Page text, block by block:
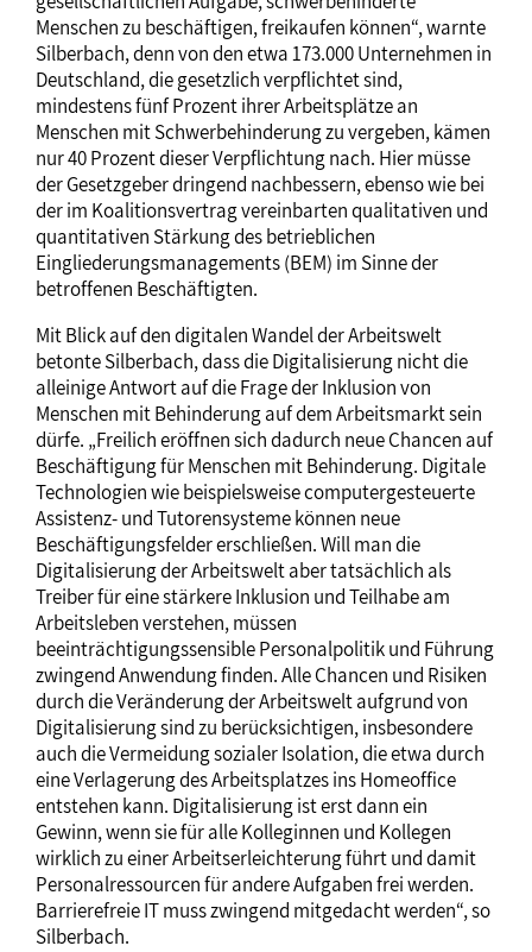
Menschen zu beschäftigen, freikaufen können“, warnte
Silberbach, denn von den etwa 173.000 Unternehmen in
Deutschland, die gesetzlich verpflichtet sind,
mindestens fünf Prozent ihrer Arbeitsplätze an
Menschen mit Schwerbehinderung zu vergeben, kämen
nur 40 Prozent dieser Verpflichtung nach. Hier müsse
der Gesetzgeber dringend nachbessern, ebenso wie bei
der im Koalitionsvertrag vereinbarten qualitativen und
quantitativen Stärkung des betrieblichen
Eingliederungsmanagements (BEM) im Sinne der
betroffenen Beschäftigten.
Mit Blick auf den digitalen Wandel der Arbeitswelt
betonte Silberbach, dass die Digitalisierung nicht die
alleinige Antwort auf die Frage der Inklusion von
Menschen mit Behinderung auf dem Arbeitsmarkt sein
dürfe. „Freilich eröffnen sich dadurch neue Chancen auf
Beschäftigung für Menschen mit Behinderung. Digitale
Technologien wie beispielsweise computergesteuerte
Assistenz- und Tutorensysteme können neue
Beschäftigungsfelder erschließen. Will man die
Digitalisierung der Arbeitswelt aber tatsächlich als
Treiber für eine stärkere Inklusion und Teilhabe am
Arbeitsleben verstehen, müssen
beeinträchtigungssensible Personalpolitik und Führung
zwingend Anwendung finden. Alle Chancen und Risiken
durch die Veränderung der Arbeitswelt aufgrund von
Digitalisierung sind zu berücksichtigen, insbesondere
auch die Vermeidung sozialer Isolation, die etwa durch
eine Verlagerung des Arbeitsplatzes ins Homeoffice
entstehen kann. Digitalisierung ist erst dann ein
Gewinn, wenn sie für alle Kolleginnen und Kollegen
wirklich zu einer Arbeitserleichterung führt und damit
Personalressourcen für andere Aufgaben frei werden.
Barrierefreie IT muss zwingend mitgedacht werden“, so
Silberbach.